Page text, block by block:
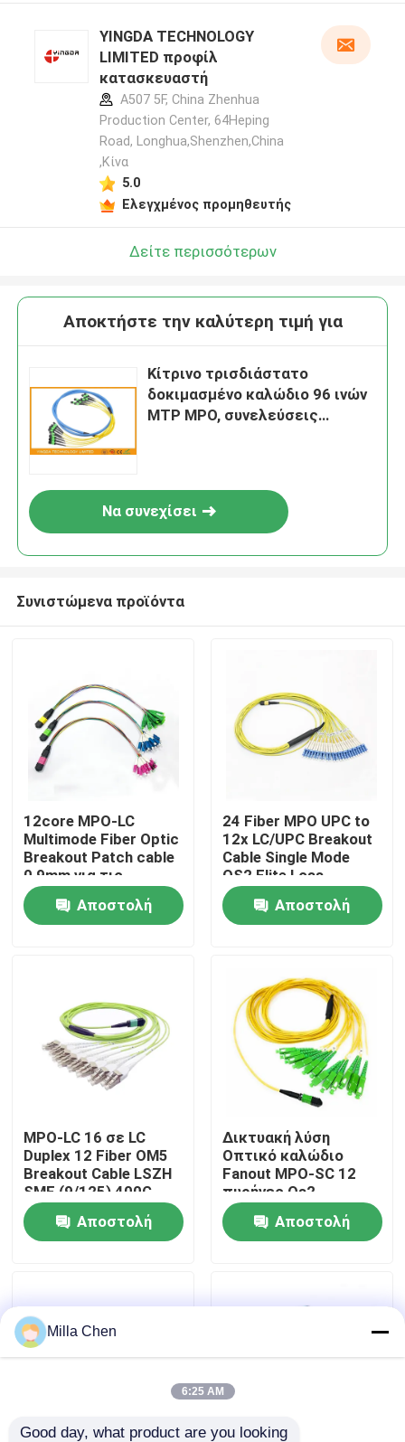
Σπίτι
Περίπου εμείς
Γύρος εργοστασίων
Ποιοτικός έλεγχος
Μας ελάτε σε επαφή με
Περιπτώσεις
Οπτικών Ινών Box Τερματισμός
YINGDA TECHNOLOGY
LIMITED προφίλ
κατασκευαστή
A507 5F, China Zhenhua
Production Center, 64Heping
Road, Longhua,Shenzhen,China
,Κίνα
5.0
Ελεγχμένος προμηθευτής
Δείτε περισσότερων
Αποκτήστε την καλύτερη τιμή για
Κίτρινο τρισδιάστατο
δοκιμασμένο καλώδιο 96 ινών
MTP MPO, συνελεύσεις
Να συνεχίσει
Συνιστώμενα προϊόντα
12core MPO-LC
Multimode Fiber Optic
Breakout Patch cable
0,9mm για τις
κασέτες MPO και τα
μονωτά περιβλήματα
Αποστολή
24 Fiber MPO UPC to
12x LC/UPC Breakout
Cable Single Mode
OS2 Elite Loss
≤0,35dB Type B LSZH
3,0mm Αποστολή
MPO-LC 16 σε LC
Duplex 12 Fiber OM5
Breakout Cable LSZH
SMF (9/125) 400G
800G Network
Αποστολή
Δικτυακή λύση
Οπτικό καλώδιο
Fanout MPO-SC 12
πυρήνες Os2
Singlemode 9/125 1m
3m 5m Τύπος A MPO
Breakout Fiber Patch
Αποστολή
Milla Chen
6:25 AM
Good day, what product are you looking